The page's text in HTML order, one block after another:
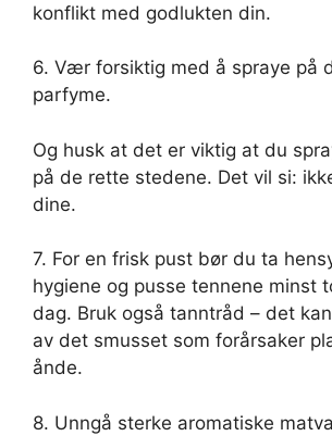
konflikt med godlukten din.
6. Vær forsiktig med å spraye på
parfyme.
Og husk at det er viktig at du
på de rette stedene. Det vil si:
dine.
7. For en frisk pust bør du ta
hygiene og pusse tennene minst
dag. Bruk også tanntråd – det
av det smusset som forårsaker
ånde.
8. Unngå sterke aromatiske